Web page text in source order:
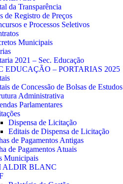
da Transparência
de Registro de Preços
e Processos Seletivos
Municipais
2021 – Sec. Educação
EDUCAÇÃO – PORTARIAS 2025
de Concessão de Bolsas de Estudos
Administrativa
Parlamentares
Dispensa de Licitação
Editais de Dispensa de Licitação
de Pagamentos Antigas
de Pagamentos Atuais
Municipais
ALDIR BLANC